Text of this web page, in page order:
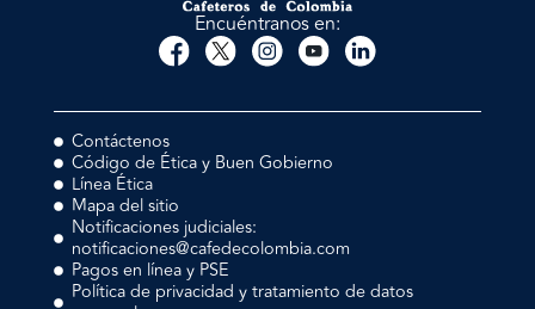
Encuéntranos en:
Contáctenos
Código de Ética y Buen Gobierno
Línea Ética
Mapa del sitio
Notificaciones judiciales:
notificaciones@cafedecolombia.com
Pagos en línea y PSE
Política de privacidad y tratamiento de datos